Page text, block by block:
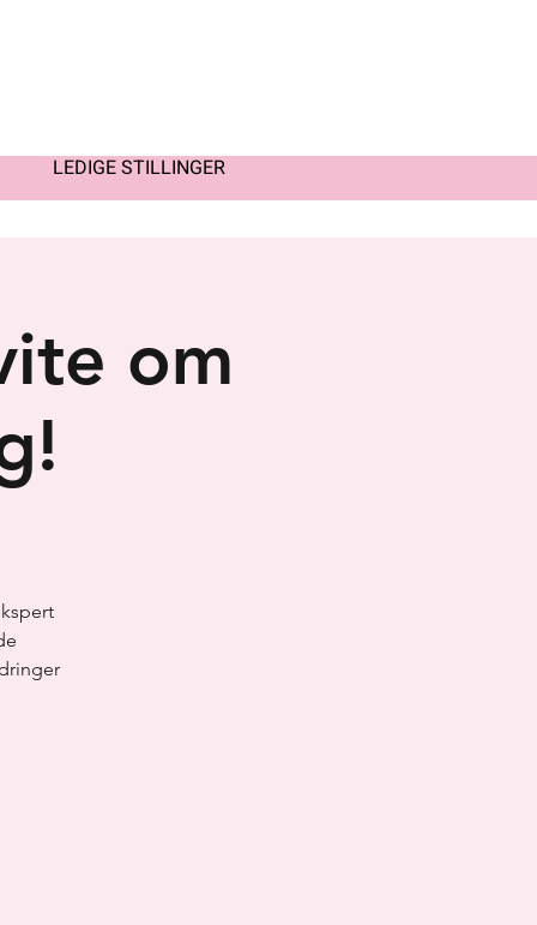
LEDIGE STILLINGER
om